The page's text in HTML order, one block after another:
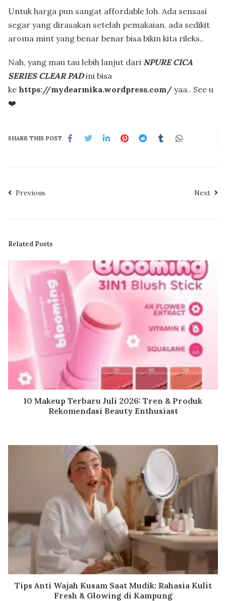
Untuk harga pun sangat affordable loh. Ada sensasi
segar yang dirasakan setelah pemakaian, ada sedikit
aroma mint yang benar benar bisa bikin kita rileks..
Nah, yang mau tau lebih lanjut dari NPURE CICA
SERIES CLEAR PADini bisa
ke https://mydearmika.wordpress.com/ yaa.. See u
❤️
SHARE THIS POST
Previous Next
Related Posts
10 Makeup Terbaru Juli 2026: Tren & Produk
Rekomendasi Beauty Enthusiast
Tips Anti Wajah Kusam Saat Mudik: Rahasia Kulit
Fresh & Glowing di Kampung